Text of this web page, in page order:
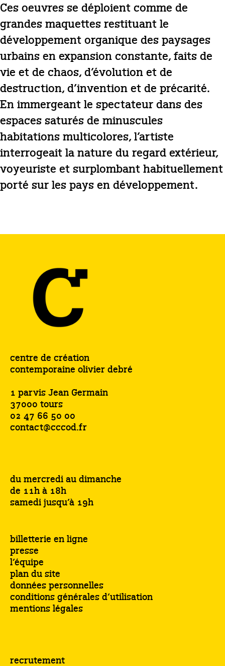
Ces oeuvres se déploient comme de
grandes maquettes restituant le
développement organique des paysages
urbains en expansion constante, faits de
vie et de chaos, d’évolution et de
destruction, d’invention et de précarité.
En immergeant le spectateur dans des
espaces saturés de minuscules
habitations multicolores, l’artiste
interrogeait la nature du regard extérieur,
voyeuriste et surplombant habituellement
porté sur les pays en développement.
centre de création
contemporaine olivier debré
1 parvis Jean Germain
37000 tours
02 47 66 50 00
contact@cccod.fr
du mercredi au dimanche
de 11h à 18h
samedi jusqu’à 19h
billetterie en ligne
presse
l’équipe
plan du site
données personnelles
conditions générales d’utilisation
mentions légales
recrutement